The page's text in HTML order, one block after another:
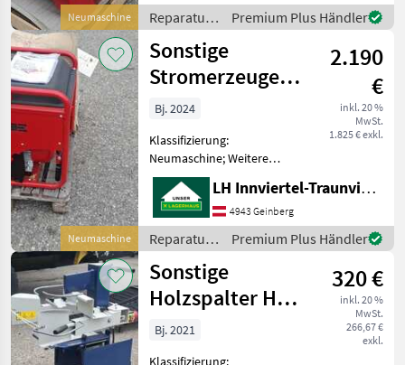
Neumaschine
Reparatur und Ersatzteile
Sonstige Reparatur und
Ersatzteile
Reparatur
und
Ersatzteile
/ Sonstige
Premium Plus Händler
Neumaschine
Sonstige
Stromerzeuger
Endress
2.190
€
inkl. 20 %
MwSt.
1.825 € exkl.
Bj. 2024
Klassifizierung:
Neumaschine; Weitere
Maschinenmerkmale:
Endress Stromerzeuger
ESE606 Reparatur und
Ersatzteile Sonstige
Reparatur und Ersatzteile
LH Innviertel-Traunviertel-Urfahr eGen, Geinberg
4943 Geinberg
Reparatur
und
Ersatzteile
/ Sonstige
Premium Plus Händler
Sonstige
Holzspalter HSE
8-550
320 €
inkl. 20 %
MwSt.
266,67 €
exkl.
Bj. 2021
Klassifizierung: